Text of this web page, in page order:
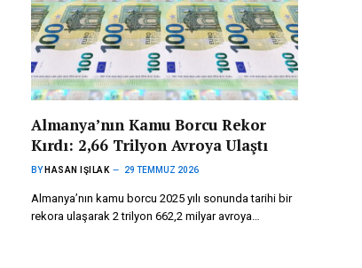
Almanya’nın Kamu Borcu Rekor
Kırdı: 2,66 Trilyon Avroya Ulaştı
BY HASAN IŞILAK 29 TEMMUZ 2026
Almanya’nın kamu borcu 2025 yılı sonunda tarihi bir
rekora ulaşarak 2 trilyon 662,2 milyar avroya…